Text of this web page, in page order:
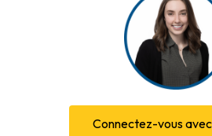
Connectez-vous